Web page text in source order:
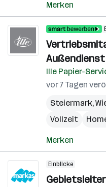
Merken
Außendienst
Ille Papier-
vor 7 Tagen
Steiermark,
Vollzeit
Merken
Einblicke